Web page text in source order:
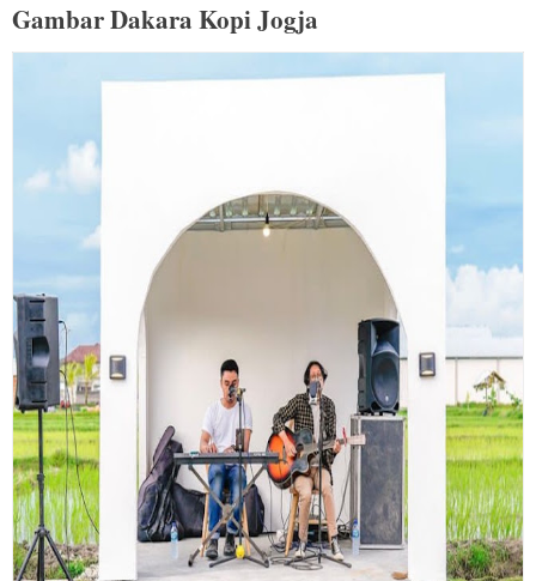
Gambar Dakara Kopi Jogja